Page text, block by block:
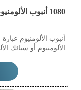
1080 أنبوب الألومنيوم
أنبوب الألومنيوم
الألومنيوم أو سبائك
السيارات والفضاء
السوائل، بينما تضمن
يتميز بسهولة